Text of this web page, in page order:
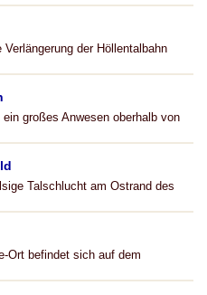
der Höllentalbahn
großes Anwesen oberhalb von
Talschlucht am Ostrand des
Ort befindet sich auf dem